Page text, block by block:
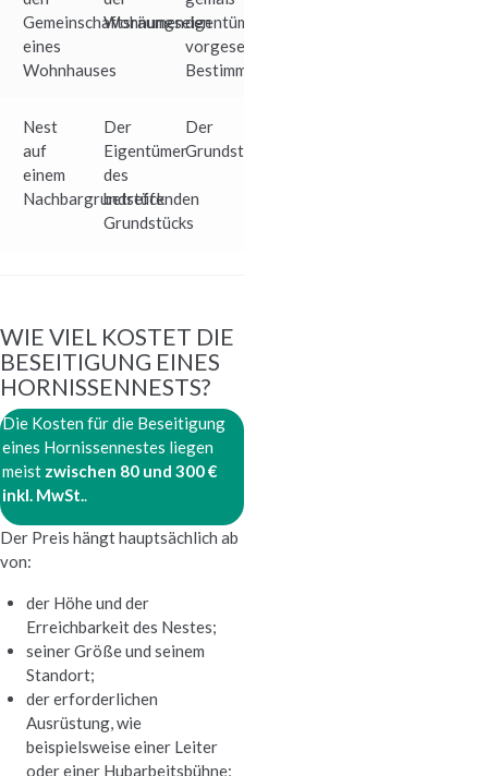
Gemeinschaftsräumen
eines
Wohnhauses
Wohnungseigentümergemeinschaft
den
vorgesehenen
Bestimmungen
Nest
auf
einem
Nachbargrundstück
Der
Eigentümer
des
betreffenden
Grundstücks
Der
Grundstückseigentümer
WIE VIEL KOSTET DIE
BESEITIGUNG EINES
HORNISSENNESTS?
Die Kosten für die Beseitigung
eines Hornissennestes liegen
meist zwischen 80 und 300 €
inkl. MwSt..
Der Preis hängt hauptsächlich ab
von:
der Höhe und der
Erreichbarkeit des Nestes;
seiner Größe und seinem
Standort;
der erforderlichen
Ausrüstung, wie
beispielsweise einer Leiter
oder einer Hubarbeitsbühne;